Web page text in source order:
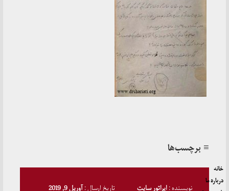
≡ برچسب‌ها
نویسنده :اپراتور سایت تاریخ ارسال :آوریل 9, 2019
خانه
درباره ما